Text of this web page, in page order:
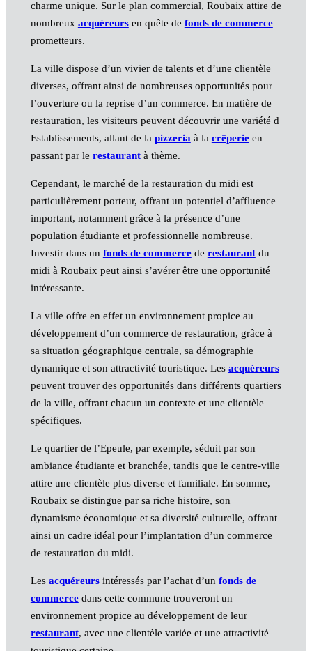
charme unique. Sur le plan commercial, Roubaix attire de
nombreux acquéreursen quête de fonds de commerce
prometteurs.
La ville dispose d’un vivier de talents et d’une clientèle
diverses, offrant ainsi de nombreuses opportunités pour
l’ouverture ou la reprise d’un commerce. En matière de
restauration, les visiteurs peuvent découvrir une variété d
Establissements, allant de la pizzeria à la crêperieen
passant par le restaurantà thème.
Cependant, le marché de la restauration du midi est
particulièrement porteur, offrant un potentiel d’affluence
important, notamment grâce à la présence d’une
population étudiante et professionnelle nombreuse.
Investir dans un fonds de commercede restaurantdu
midi à Roubaix peut ainsi s’avérer être une opportunité
intéressante.
La ville offre en effet un environnement propice au
développement d’un commerce de restauration, grâce à
sa situation géographique centrale, sa démographie
dynamique et son attractivité touristique. Les acquéreurs
peuvent trouver des opportunités dans différents quartiers
de la ville, offrant chacun un contexte et une clientèle
spécifiques.
Le quartier de l’Epeule, par exemple, séduit par son
ambiance étudiante et branchée, tandis que le centre-ville
attire une clientèle plus diverse et familiale. En somme,
Roubaix se distingue par sa riche histoire, son
dynamisme économique et sa diversité culturelle, offrant
ainsi un cadre idéal pour l’implantation d’un commerce
de restauration du midi.
Les acquéreursintéressés par l’achat d’un fonds de
commercedans cette commune trouveront un
environnement propice au développement de leur
restaurant, avec une clientèle variée et une attractivité